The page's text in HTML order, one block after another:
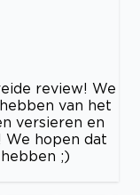
review! We
van het
versieren en
We hopen dat
;)